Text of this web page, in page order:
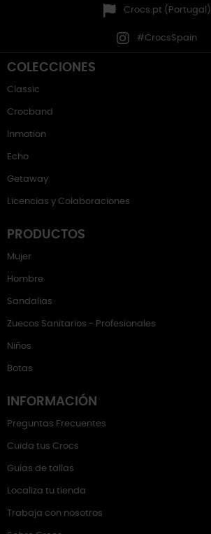
Crocs.pt (Portugal)
#CrocsSpain
COLECCIONES
Classic
Crocband
Inmotion
Echo
Getaway
Licencias y Colaboraciones
PRODUCTOS
Mujer
Hombre
Sandalias
Zuecos Sanitarios - Profesionales
Niños
Botas
INFORMACIÓN
Preguntas Frecuentes
Cuida tus Crocs
Guías de tallas
Localiza tu tienda
Trabaja con nosotros